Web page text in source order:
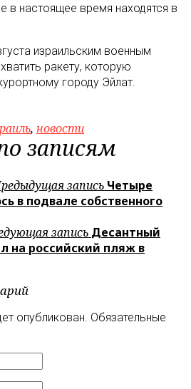
в настоящее время находятся в
израильским военным
ракету, которую
городу Эйлат.
, новости
записям
запись Четыре
в подвале собственного
запись Десантный
на российский пляж в
опубликован. Обязательные